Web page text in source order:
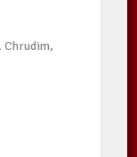
Chrudim,